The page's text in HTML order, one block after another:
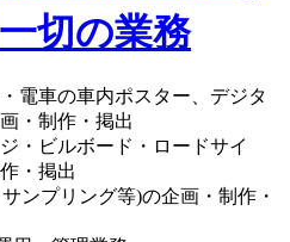
電車の車内ポスター、デジタ
・制作・掲出
・ビルボード・ロードサイ
・掲出
ンプリング等)の企画・制作・